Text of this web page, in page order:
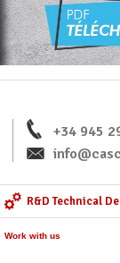
+34 945
R&D Technical
Work with us